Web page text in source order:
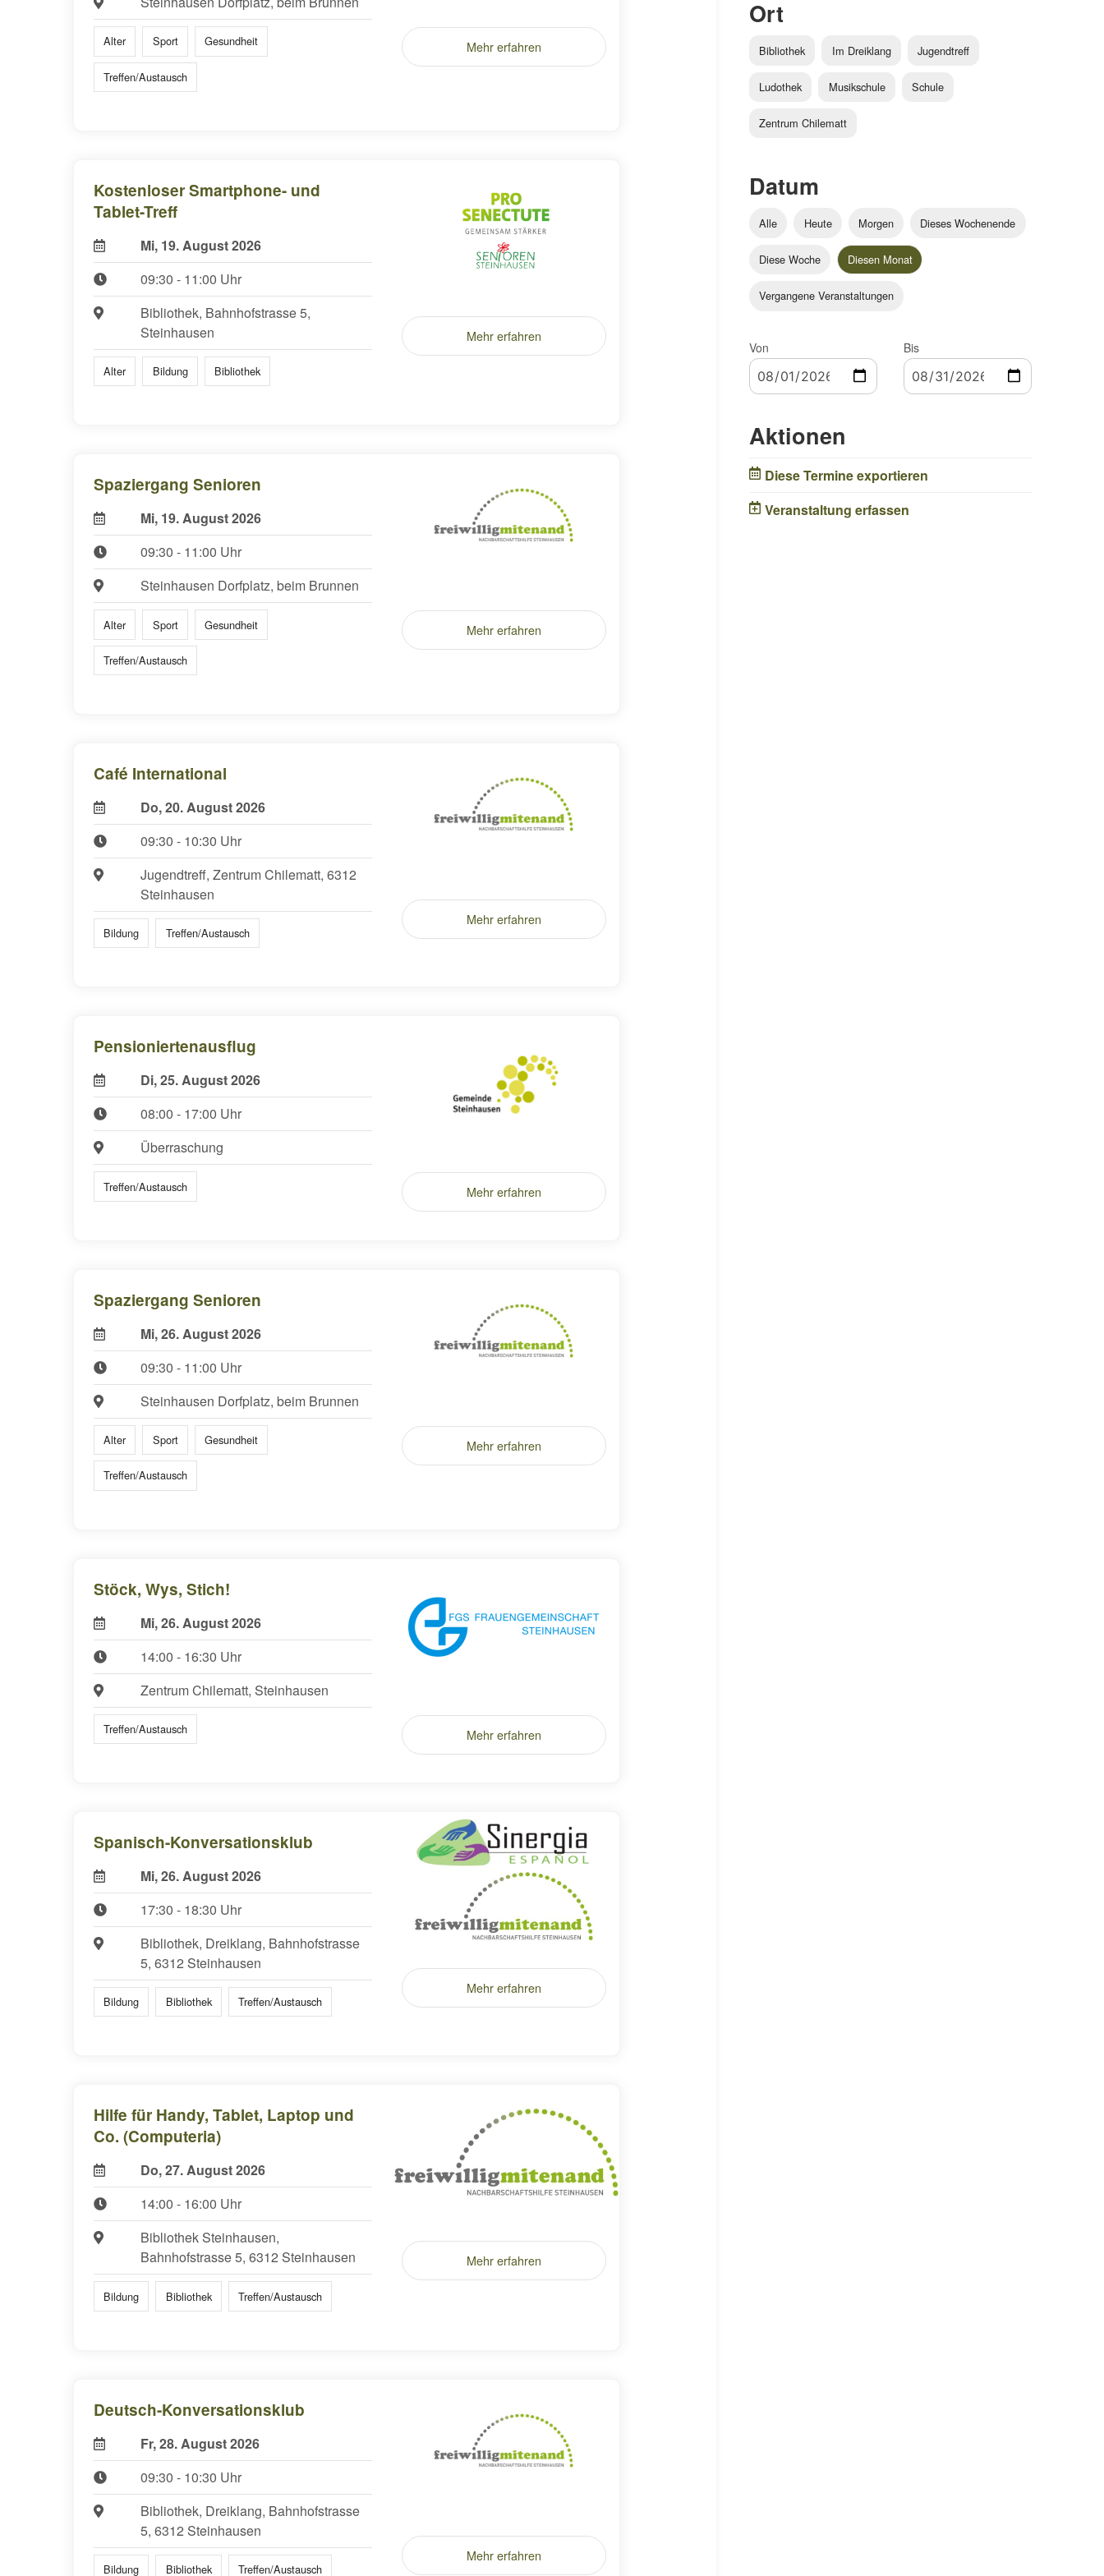
Alter Sport Gesundheit
Treffen/Austausch
Mehr erfahren
Kostenloser Smartphone- und
Tablet-Treff
Mi, 19. August 2026
09:30 - 11:00 Uhr
Bibliothek, Bahnhofstrasse 5,
Steinhausen
Alter Bildung Bibliothek
Mehr erfahren
Spaziergang Senioren
Mi, 19. August 2026
09:30 - 11:00 Uhr
Steinhausen Dorfplatz, beim Brunnen
Alter Sport Gesundheit
Treffen/Austausch
Mehr erfahren
Café International
Do, 20. August 2026
09:30 - 10:30 Uhr
Jugendtreff, Zentrum Chilematt, 6312
Steinhausen
Bildung Treffen/Austausch
Mehr erfahren
Pensioniertenausflug
Di, 25. August 2026
08:00 - 17:00 Uhr
Überraschung
Treffen/Austausch Mehr erfahren
Spaziergang Senioren
Mi, 26. August 2026
09:30 - 11:00 Uhr
Steinhausen Dorfplatz, beim Brunnen
Alter Sport Gesundheit
Treffen/Austausch
Mehr erfahren
Stöck, Wys, Stich!
Mi, 26. August 2026
14:00 - 16:30 Uhr
Zentrum Chilematt, Steinhausen
Treffen/Austausch Mehr erfahren
Spanisch-Konversationsklub
Mi, 26. August 2026
17:30 - 18:30 Uhr
Bibliothek, Dreiklang, Bahnhofstrasse
5, 6312 Steinhausen
Bildung Bibliothek Treffen/Austausch
Mehr erfahren
Hilfe für Handy, Tablet, Laptop und
Co. (Computeria)
Do, 27. August 2026
14:00 - 16:00 Uhr
Bibliothek Steinhausen,
Bahnhofstrasse 5, 6312 Steinhausen
Bildung Bibliothek Treffen/Austausch
Mehr erfahren
Deutsch-Konversationsklub
Fr, 28. August 2026
09:30 - 10:30 Uhr
Bibliothek, Dreiklang, Bahnhofstrasse
5, 6312 Steinhausen
Bildung Bibliothek Treffen/Austausch
Mehr erfahren
Ort
Bibliothek Im Dreiklang Jugendtreff
Ludothek Musikschule Schule
Zentrum Chilematt
Datum
Alle Heute Morgen Dieses Wochenende
Diese Woche Diesen Monat
Vergangene Veranstaltungen
Von Bis
Aktionen
Diese Termine exportieren
Veranstaltung erfassen